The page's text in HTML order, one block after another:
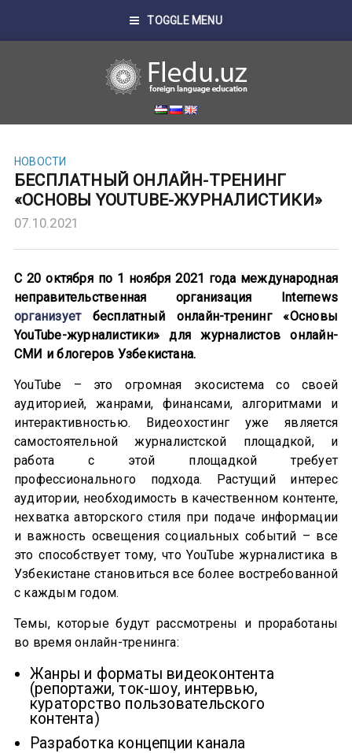
TOGGLE MENU
НОВОСТИ
БЕСПЛАТНЫЙ ОНЛАЙН-ТРЕНИНГ
«ОСНОВЫ YOUTUBE-ЖУРНАЛИСТИКИ»
07.10.2021
С 20 октября по 1 ноября 2021 года международная
неправительственная организация Internews
организует бесплатный онлайн-тренинг «Основы
YouTube-журналистики» для журналистов онлайн-
СМИ и блогеров Узбекистана.
YouTube – это огромная экосистема со своей
аудиторией, жанрами, финансами, алгоритмами и
интерактивностью. Видеохостинг уже является
самостоятельной журналистской площадкой, и
работа с этой площадкой требует
профессионального подхода. Растущий интерес
аудитории, необходимость в качественном контенте,
нехватка авторского стиля при подаче информации
и важность освещения социальных событий – все
это способствует тому, что YouTube журналистика в
Узбекистане становиться все более востребованной
с каждым годом.
Темы, которые будут рассмотрены и проработаны
во время онлайн-тренинга:
Жанры и форматы видеоконтента
(репортажи, ток-шоу, интервью,
кураторство пользовательского
контента)
Разработка концепции канала